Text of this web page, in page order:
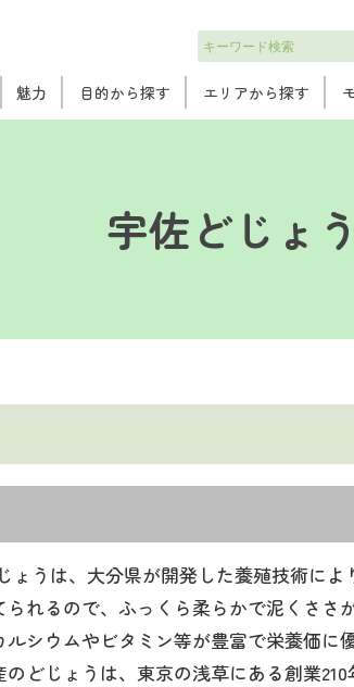
魅力 目的から探す エリアから探す
宇佐どじょう
ょうは、大分県が開発した養殖技術によ
られるので、ふっくら柔らかで泥くささ
シウムやビタミン等が豊富で栄養価に
のどじょうは、東京の浅草にある創業